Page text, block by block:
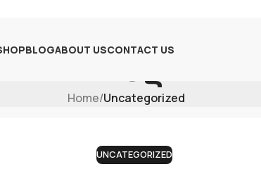
BLOGABOUT USCONTACT US
Blog
Home/Uncategorized
UNCATEGORIZED